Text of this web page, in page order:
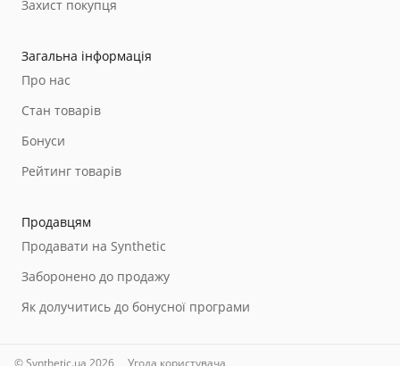
Захист покупця
Загальна інформація
Про нас
Стан товарів
Бонуси
Рейтинг товарів
Продавцям
Продавати на Synthetic
Заборонено до продажу
Як долучитись до бонусної програми